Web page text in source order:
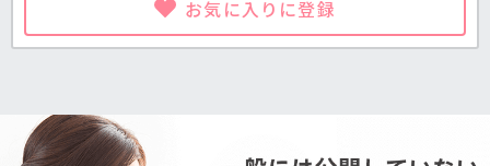
お気に入りに登録